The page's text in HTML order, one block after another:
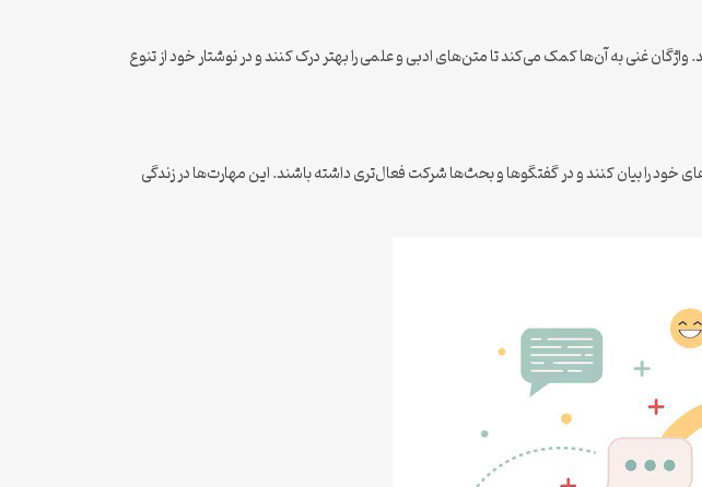
واژگان غنی به آن‌ها کمک می‌کند تا متن‌های ادبی و علمی را بهتر درک کنند و در نوشتار خود از تنوع
خود را بیان کنند و در گفتگوها و بحث‌ها شرکت فعال‌تری داشته باشند. این مهارت‌ها در زندگی